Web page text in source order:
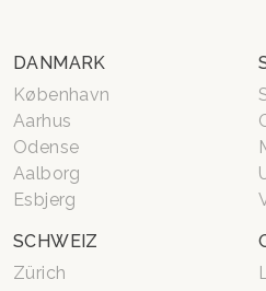
DANMARK
København
Aarhus
Odense
Aalborg
Esbjerg
SCHWEIZ
Zürich